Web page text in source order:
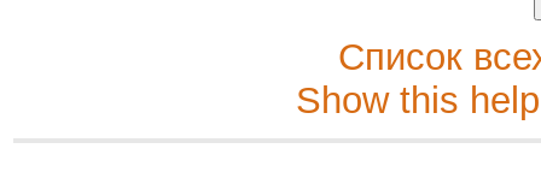
Список
Show this